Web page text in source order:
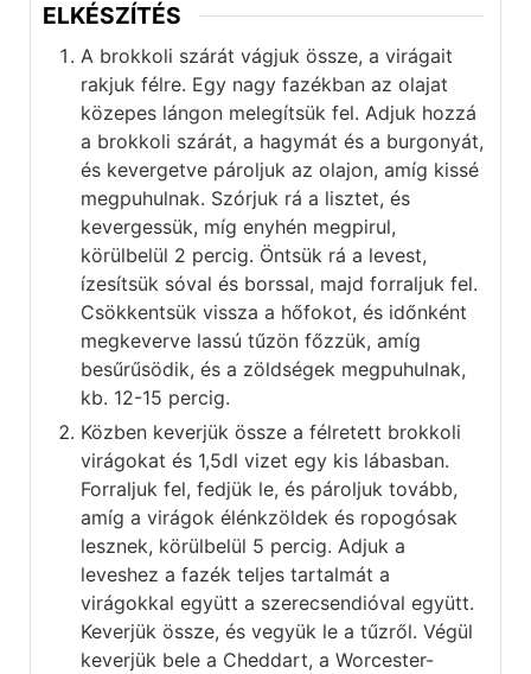
ELKÉSZÍTÉS
A brokkoli szárát vágjuk össze, a virágait
rakjuk félre. Egy nagy fazékban az olajat
közepes lángon melegítsük fel. Adjuk hozzá
a brokkoli szárát, a hagymát és a burgonyát,
és kevergetve pároljuk az olajon, amíg kissé
megpuhulnak. Szórjuk rá a lisztet, és
kevergessük, míg enyhén megpirul,
körülbelül 2 percig. Öntsük rá a levest,
ízesítsük sóval és borssal, majd forraljuk fel.
Csökkentsük vissza a hőfokot, és időnként
megkeverve lassú tűzön főzzük, amíg
besűrűsödik, és a zöldségek megpuhulnak,
kb. 12-15 percig.
Közben keverjük össze a félretett brokkoli
virágokat és 1,5dl vizet egy kis lábasban.
Forraljuk fel, fedjük le, és pároljuk tovább,
amíg a virágok élénkzöldek és ropogósak
lesznek, körülbelül 5 percig. Adjuk a
leveshez a fazék teljes tartalmát a
virágokkal együtt a szerecsendióval együtt.
Keverjük össze, és vegyük le a tűzről. Végül
keverjük bele a Cheddart, a Worcester-